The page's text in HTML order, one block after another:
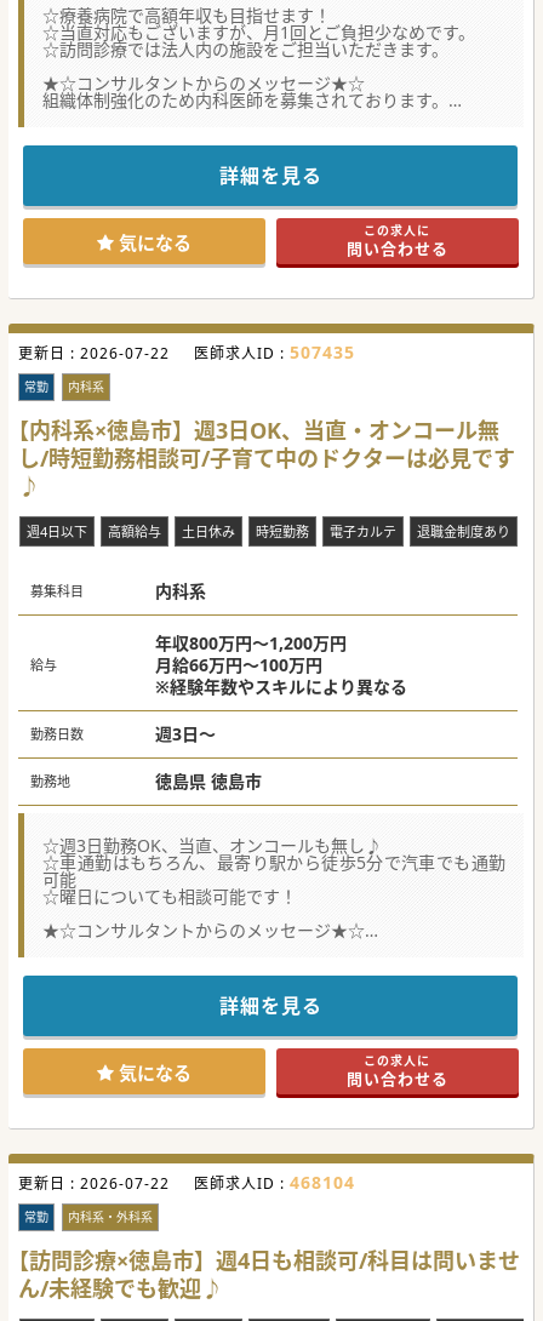
☆療養病院で高額年収も目指せます！
☆当直対応もございますが、月1回とご負担少なめです。
☆訪問診療では法人内の施設をご担当いただきます。
★☆コンサルタントからのメッセージ★☆
組織体制強化のため内科医師を募集されております。
徳島市内より30分程度とご通勤も便利です。
詳細を見る
気になる この求人に
問い合わせる
更新日 : 2026-07-22 医師求人ID : 507435
常勤 内科系
【内科系×徳島市】週3日OK、当直・オンコール無
し/時短勤務相談可/子育て中のドクターは必見です
♪
週4日以下 高額給与 土日休み 時短勤務 電子カルテ 退職金制度あり
募集科目 内科系
給与
年収800万円～1,200万円
月給66万円～100万円
※経験年数やスキルにより異なる
勤務日数 週3日～
勤務地 徳島県 徳島市
☆週3日勤務OK、当直、オンコールも無し♪
☆車通勤はもちろん、最寄り駅から徒歩5分で汽車でも通勤
可能
☆曜日についても相談可能です！
★☆コンサルタントからのメッセージ★☆
ーを募集しています。
大学とも良好な関係で、人工透析・腎臓内科、糖尿病内科・
内分泌内科については専門医の取得も可能です。
経験を積まれている方はもちろん、これから学びたい思いが
あるドクターも大歓迎ですので
少しでもご興味がございましたらお気軽にお問合せください
詳細を見る
気になる この求人に
問い合わせる
更新日 : 2026-07-22 医師求人ID : 468104
常勤 内科系・外科系
【訪問診療×徳島市】週4日も相談可/科目は問いませ
ん/未経験でも歓迎♪